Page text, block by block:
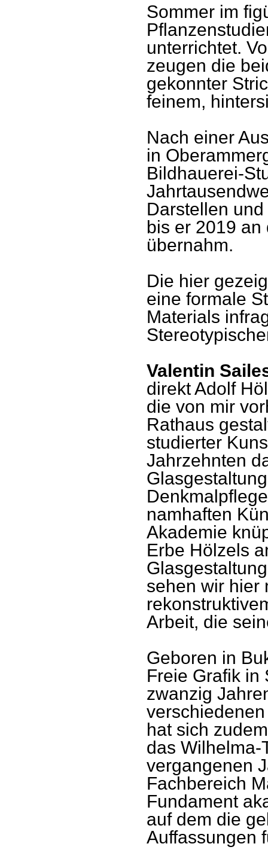
Sommer im
unterrichtet.
zeugen die
gekonnter
feinem,
Nach einer
in
Bildhauerei-
Darstellen
bis er 2019
übernahm.
Die hier
eine formale
Materials
Valentin
direkt Adolf
die von mir
Rathaus
studierter
Jahrzehnten
namhaften
Akademie
Erbe Hölzels
sehen wir hier
Arbeit, die
Geboren in
Freie Grafik in
zwanzig
hat sich
das Wilhelma-
vergangenen
Fachbereich
Fundament
auf dem die
Auffassungen